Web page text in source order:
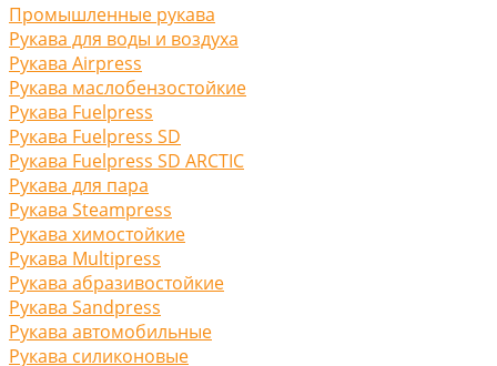
Промышленные рукава
Рукава для воды и воздуха
Рукава Airpress
Рукава маслобензостойкие
Рукава Fuelpress
Рукава Fuelpress SD
Рукава Fuelpress SD ARCTIC
Рукава для пара
Рукава Steampress
Рукава химостойкие
Рукава Multipress
Рукава абразивостойкие
Рукава Sandpress
Рукава автомобильные
Рукава силиконовые